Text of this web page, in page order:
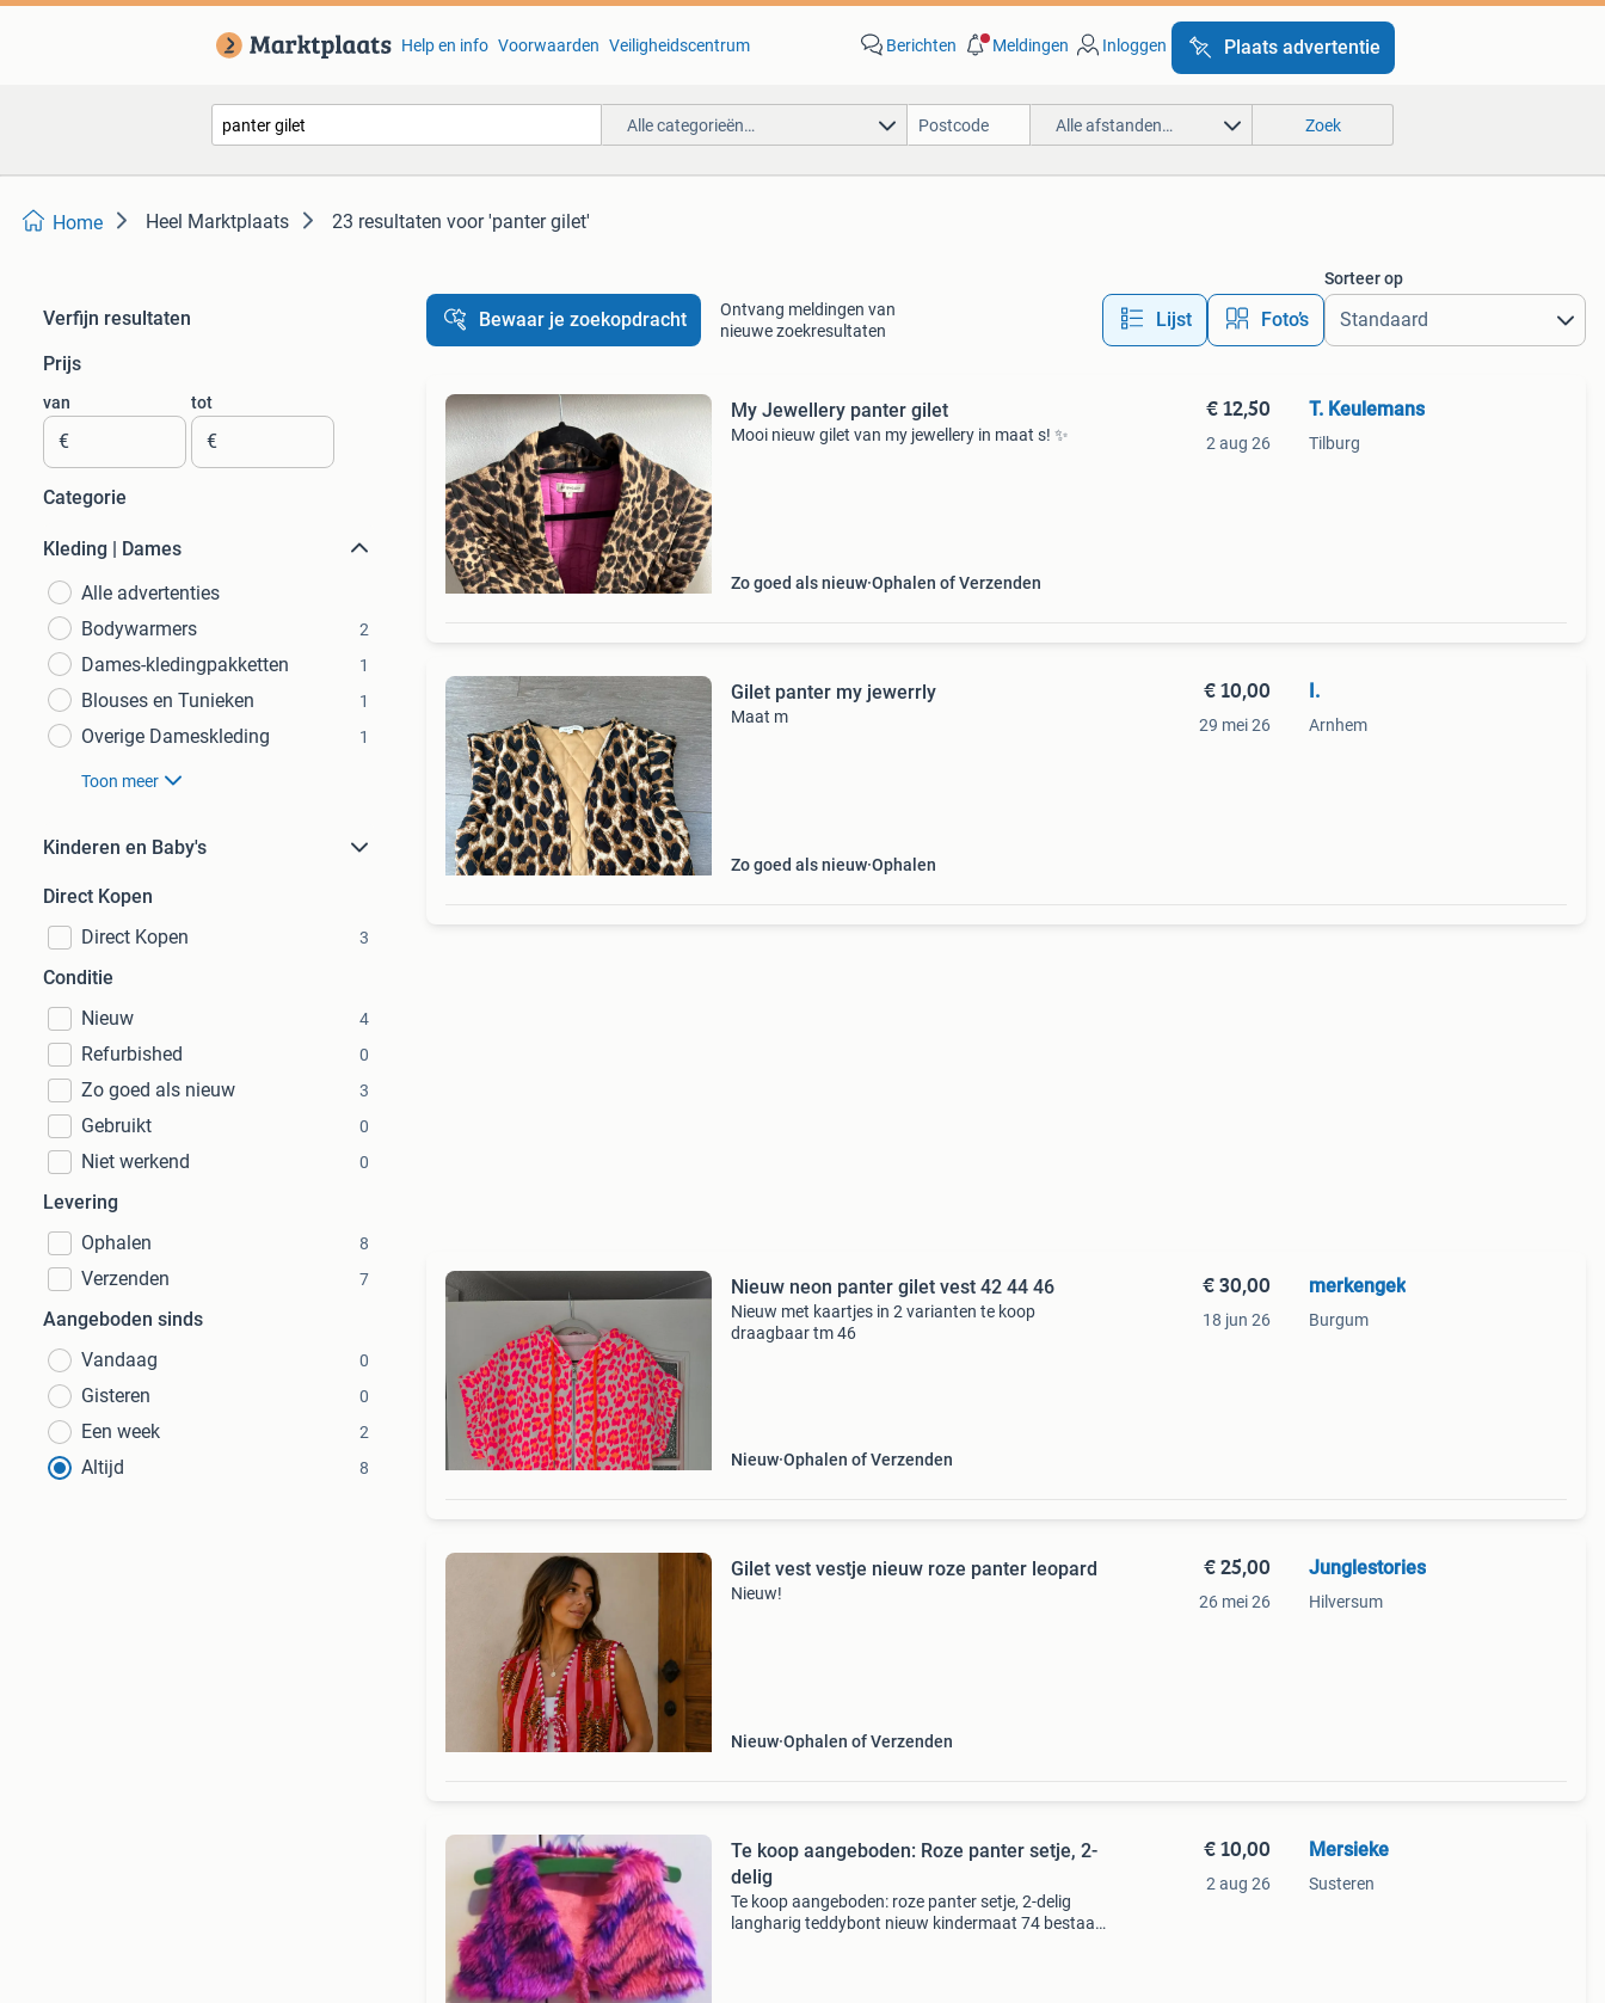
Help en info Voorwaarden Veiligheidscentrum Berichten Meldingen Inloggen Plaats advertentie
Alle categorieën… Alle afstanden… Zoek
Home Heel Marktplaats 23 resultaten voor 'panter gilet'
Verfijn resultaten
Prijs
van
€
tot
€
Categorie
Kleding | Dames
Alle advertenties
Bodywarmers
2
Dames-kledingpakketten 1
Blouses en Tunieken 1
Overige Dameskleding 1
Toon meer
Kinderen en Baby's
Direct Kopen
Direct Kopen
3
Conditie
Nieuw
4
Refurbished 0
Zo goed als nieuw 3
Gebruikt 0
Niet werkend 0
Levering
Ophalen
8
Verzenden 7
Aangeboden sinds
Vandaag
0
Gisteren 0
Een week 2
Altijd 8
Bewaar je zoekopdracht
Ontvang meldingen van
nieuwe zoekresultaten
Lijst Foto’s
Sorteer op
My Jewellery panter gilet
Mooi nieuw gilet van my jewellery in maat s! ✨
Zo goed als nieuw Ophalen of Verzenden
€ 12,50
2 aug 26
T. Keulemans
Tilburg
Gilet panter my jewerrly
Maat m
Zo goed als nieuw Ophalen
€ 10,00
29 mei 26
I.
Arnhem
Nieuw neon panter gilet vest 42 44 46
Nieuw met kaartjes in 2 varianten te koop
draagbaar tm 46
Nieuw Ophalen of Verzenden
€ 30,00
18 jun 26
merkengek
Burgum
Gilet vest vestje nieuw roze panter leopard
Nieuw!
Nieuw Ophalen of Verzenden
€ 25,00
26 mei 26
Junglestories
Hilversum
Te koop aangeboden: Roze panter setje, 2-
delig
Te koop aangeboden: roze panter setje, 2-delig
langharig teddybont nieuw kindermaat 74 bestaat
€ 10,00
2 aug 26
Mersieke
Susteren